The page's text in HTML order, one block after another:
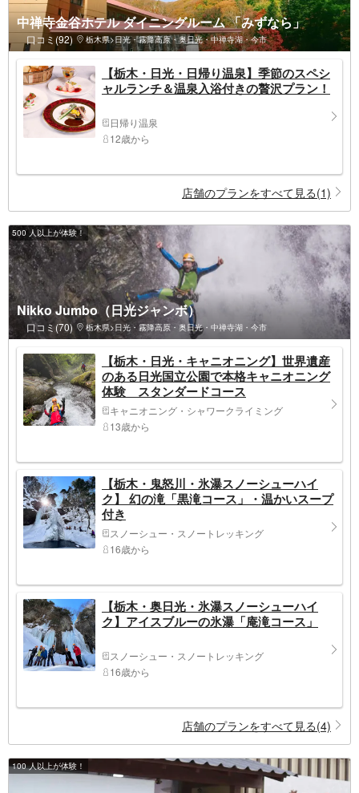
中禅寺金谷ホテル ダイニングルーム 「みずなら」
口コミ(92) 栃木県>日光・霧降高原・奥日光・中禅寺湖・今市
【栃木・日光・日帰り温泉】季節のスペシ
ャルランチ＆温泉入浴付きの贅沢プラン！
日帰り温泉
12歳から
店舗のプランをすべて見る(1)
500 人以上が体験！
Nikko Jumbo（日光ジャンボ）
口コミ(70) 栃木県>日光・霧降高原・奥日光・中禅寺湖・今市
【栃木・日光・キャニオニング】世界遺産
のある日光国立公園で本格キャニオニング
体験 スタンダードコース
キャニオニング・シャワークライミング
13歳から
【栃木・鬼怒川・氷瀑スノーシューハイ
ク】 幻の滝「黒滝コース」・温かいスープ
付き
スノーシュー・スノートレッキング
16歳から
【栃木・奥日光・氷瀑スノーシューハイ
ク】アイスブルーの氷瀑「庵滝コース」
スノーシュー・スノートレッキング
16歳から
店舗のプランをすべて見る(4)
100 人以上が体験！